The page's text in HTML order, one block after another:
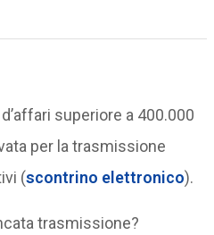
superiore a 400.000
per la trasmissione
(scontrino elettronico).
trasmissione?